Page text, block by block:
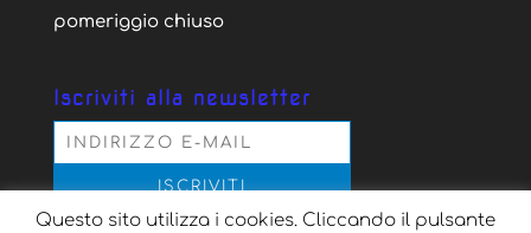
pomeriggio chiuso
Iscriviti alla newsletter
Acconsento al trattamento dei dati personali
Questo sito utilizza i cookies. Cliccando il pulsante